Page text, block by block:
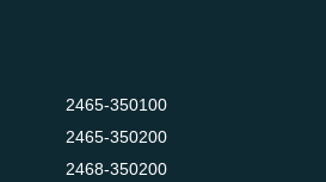
2465-350100
2465-350200
2468-350200